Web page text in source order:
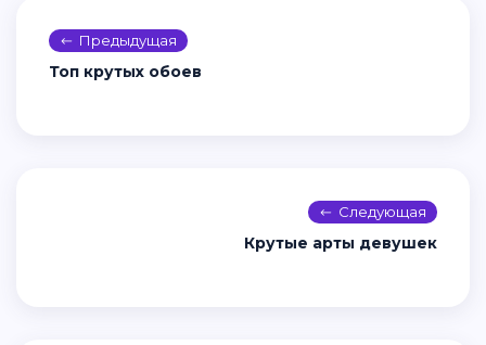
Предыдущая
Топ крутых обоев
Следующая
Крутые арты девушек